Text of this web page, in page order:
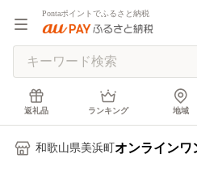
Pontaポイントでふるさと納税
返礼品 ランキング 地域
和歌山県美浜町 オンラインワ